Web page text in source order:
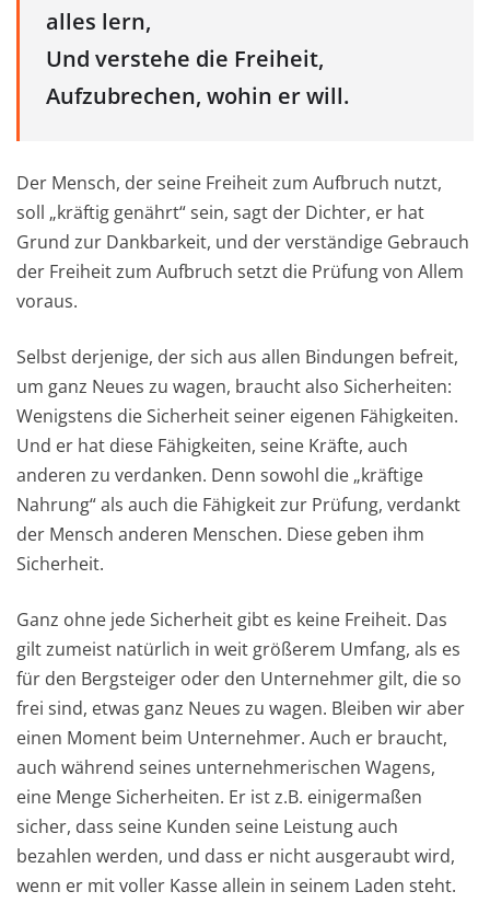
alles lern,
Und verstehe die Freiheit,
Aufzubrechen, wohin er will.
Der Mensch, der seine Freiheit zum Aufbruch nutzt,
soll „kräftig genährt“ sein, sagt der Dichter, er hat
Grund zur Dankbarkeit, und der verständige Gebrauch
der Freiheit zum Aufbruch setzt die Prüfung von Allem
voraus.
Selbst derjenige, der sich aus allen Bindungen befreit,
um ganz Neues zu wagen, braucht also Sicherheiten:
Wenigstens die Sicherheit seiner eigenen Fähigkeiten.
Und er hat diese Fähigkeiten, seine Kräfte, auch
anderen zu verdanken. Denn sowohl die „kräftige
Nahrung“ als auch die Fähigkeit zur Prüfung, verdankt
der Mensch anderen Menschen. Diese geben ihm
Sicherheit.
Ganz ohne jede Sicherheit gibt es keine Freiheit. Das
gilt zumeist natürlich in weit größerem Umfang, als es
für den Bergsteiger oder den Unternehmer gilt, die so
frei sind, etwas ganz Neues zu wagen. Bleiben wir aber
einen Moment beim Unternehmer. Auch er braucht,
auch während seines unternehmerischen Wagens,
eine Menge Sicherheiten. Er ist z.B. einigermaßen
sicher, dass seine Kunden seine Leistung auch
bezahlen werden, und dass er nicht ausgeraubt wird,
wenn er mit voller Kasse allein in seinem Laden steht.